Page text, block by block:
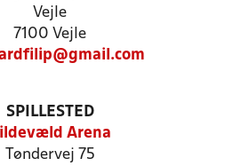
Vejle
7100 Vejle
SPILLESTED
Arena
Tøndervej 75